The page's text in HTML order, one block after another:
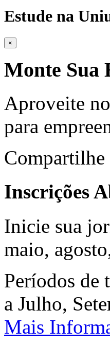
Estude na
×
Monte
Aproveite
para
Compartilhe
Inscrições
Inicie sua
maio,
Períodos de
a Julho,
Mais